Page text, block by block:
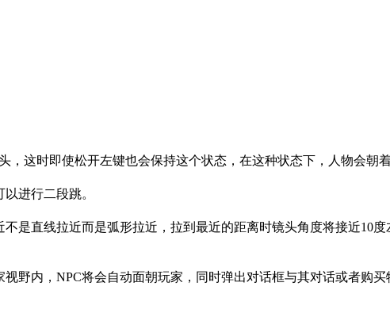
这时即使松开左键也会保持这个状态，在这种状态下，人物会朝
进行二段跳。
直线拉近而是弧形拉近，拉到最近的距离时镜头角度将接近10度
内，NPC将会自动面朝玩家，同时弹出对话框与其对话或者购买